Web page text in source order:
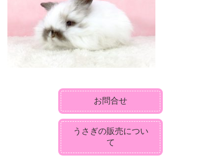
お問合せ
うさぎの販売につい
て